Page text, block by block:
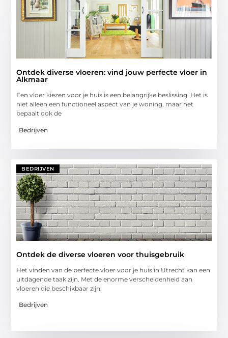
Ontdek diverse vloeren: vind jouw perfecte vloer in
Alkmaar
Een vloer kiezen voor je huis is een belangrijke beslissing. Het is
niet alleen een functioneel aspect van je woning, maar het
bepaalt ook de
Bedrijven
BEDRIJVEN
Ontdek de diverse vloeren voor thuisgebruik
Het vinden van de perfecte vloer voor je huis in Utrecht kan een
uitdagende taak zijn. Met de enorme verscheidenheid aan
vloeren die beschikbaar zijn,
Bedrijven